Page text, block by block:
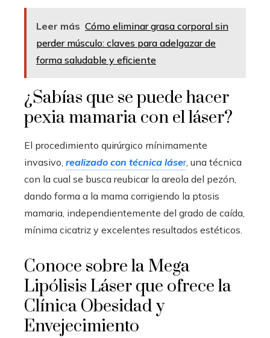
Leer más Cómo eliminar grasa corporal sin
perder músculo: claves para adelgazar de
forma saludable y eficiente
¿Sabías que se puede hacer
pexia mamaria con el láser?
El procedimiento quirúrgico mínimamente
invasivo, realizado con técnica láser, una técnica
con la cual se busca reubicar la areola del pezón,
dando forma a la mama corrigiendo la ptosis
mamaria, independientemente del grado de caída,
mínima cicatriz y excelentes resultados estéticos.
Conoce sobre la Mega
Lipólisis Láser que ofrece la
Clínica Obesidad y
Envejecimiento